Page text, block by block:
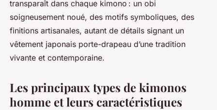
transparaît dans chaque kimono : un obi
soigneusement noué, des motifs symboliques, des
finitions artisanales, autant de détails signant un
vêtement japonais porte-drapeau d’une tradition
vivante et contemporaine.
Les principaux types de kimonos
homme et leurs caractéristiques